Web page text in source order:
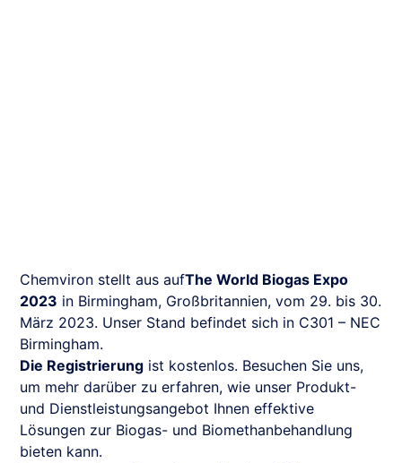
Chemviron stellt aus aufThe World Biogas Expo
2023 in Birmingham, Großbritannien, vom 29. bis 30.
März 2023. Unser Stand befindet sich in C301 – NEC
Birmingham.
Die Registrierung ist kostenlos. Besuchen Sie uns,
um mehr darüber zu erfahren, wie unser Produkt-
und Dienstleistungsangebot Ihnen effektive
Lösungen zur Biogas- und Biomethanbehandlung
bieten kann.